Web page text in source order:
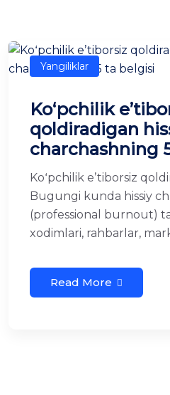
Yangiliklar
Koʻpchilik
qoldiradigan
charchashning
Koʻpchilik eʼtiborsiz
Bugungi kunda hissiy
(professional burnout)
xodimlari, rahbarlar,
Read More